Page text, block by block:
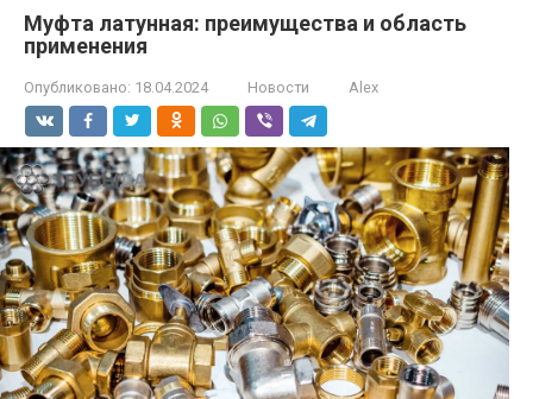
Муфта латунная: преимущества и область
применения
Опубликовано: 18.04.2024 Новости Alex